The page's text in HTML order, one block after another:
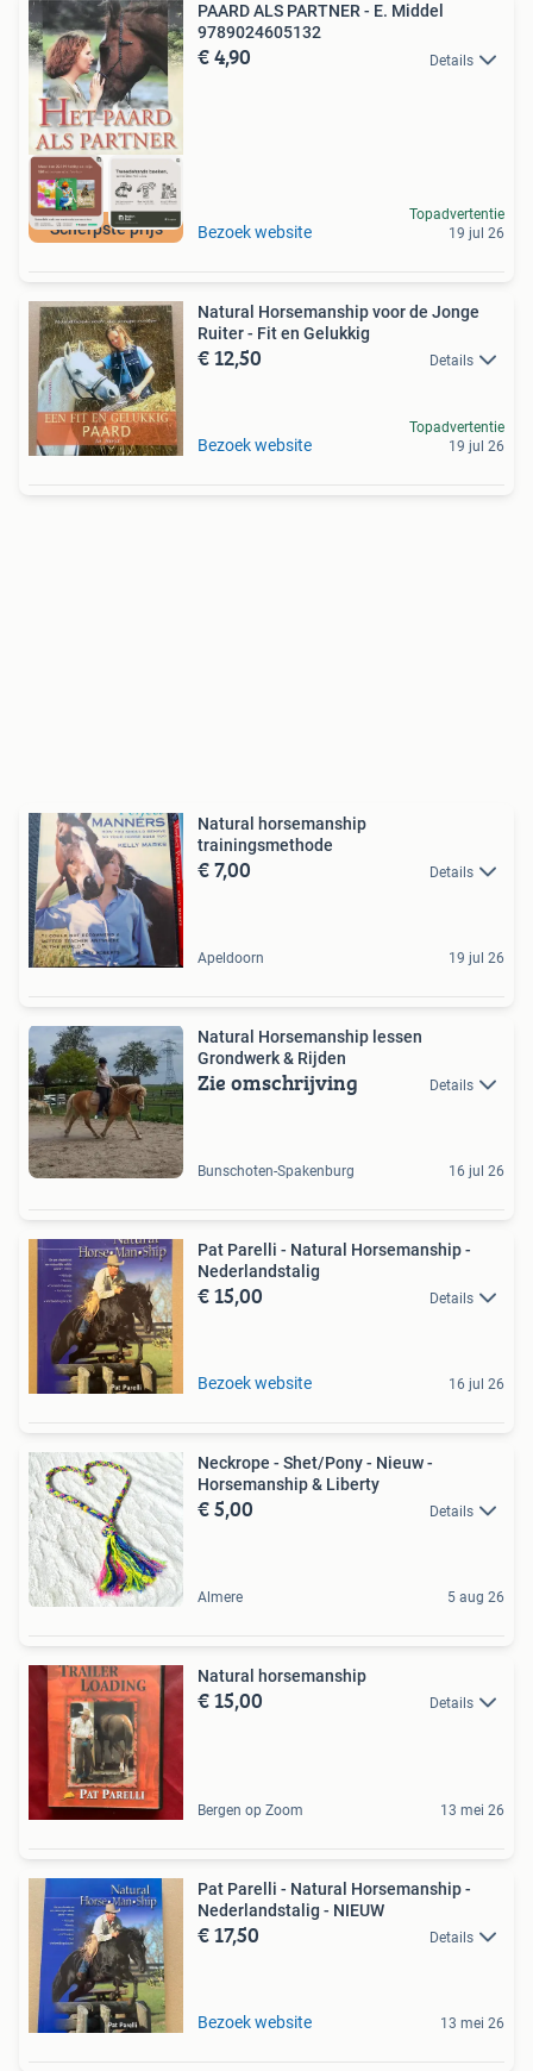
Scherpste prijs
PAARD ALS PARTNER - E. Middel
9789024605132
€ 4,90 Details
Bezoek website
Topadvertentie
19 jul 26
Natural Horsemanship voor de Jonge
Ruiter - Fit en Gelukkig
€ 12,50 Details
Bezoek website
Topadvertentie
19 jul 26
Natural horsemanship
trainingsmethode
€ 7,00 Details
Apeldoorn 19 jul 26
Natural Horsemanship lessen
Grondwerk & Rijden
Zie omschrijving Details
Bunschoten-Spakenburg 16 jul 26
Pat Parelli - Natural Horsemanship -
Nederlandstalig
€ 15,00 Details
Bezoek website 16 jul 26
Neckrope - Shet/Pony - Nieuw -
Horsemanship & Liberty
€ 5,00 Details
Almere 5 aug 26
Natural horsemanship
€ 15,00 Details
Bergen op Zoom 13 mei 26
Pat Parelli - Natural Horsemanship -
Nederlandstalig - NIEUW
€ 17,50 Details
Bezoek website 13 mei 26